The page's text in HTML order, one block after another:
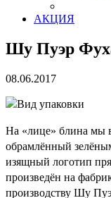
АКЦИЯ
Шу Пуэр
08.06.2017
На «лице» блина мы
обрамлённый
изящный логотип
произведён на
производству Шу